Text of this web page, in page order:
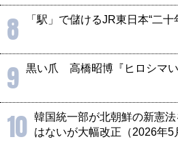
8 「駅」で儲けるJR東日本“二十
9 黒い爪 高橋昭博『ヒロシマい
10 韓国統一部が北朝鮮の新憲
はないが大幅改正（2026年5